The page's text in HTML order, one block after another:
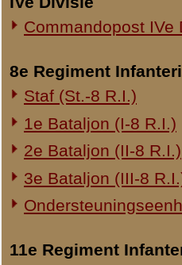
2e Bataljon (II-11 R.I.)
3e Bataljon (III-11 R.I.)
19e Regiment Infanterie (19 R.I.)
Staf (St.-19 R.I.)
1e Bataljon (I-19 R.I.)
2e Bataljon (II-19 R.I.)
3e Bataljon (III-19 R.I.)
Ondersteuningseenheden 19 R.I.
1e Bataljon (I-20 R.I.)
Staf (St.-24 R.I.)